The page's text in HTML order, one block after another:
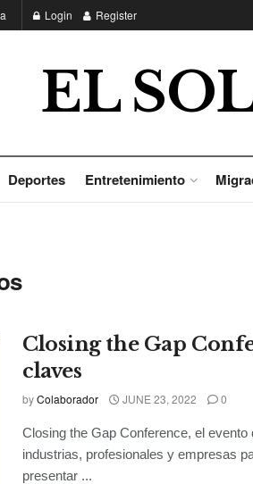
Login Register
EL
Deportes Entretenimiento
Closing the Gap
claves
byColaborador JUNE 23, 2022 0
Closing the Gap Conference, el
industrias, profesionales y empresas
presentar ...